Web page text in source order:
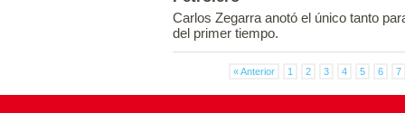
Carlos Zegarra anotó el único tanto
del primer tiempo.
« Anterior 1 2 3 4 5 6 7